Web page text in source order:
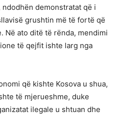
ndodhën demonstratat që i
grushtin më të fortë që
Në ato ditë të rënda, mendimi
të qejfit ishte larg nga
që kishte Kosova u shua,
të mjerueshme, duke
ilegale u shtuan dhe